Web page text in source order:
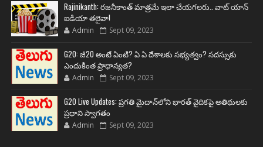
Rajinikanth: రజనీకాంత్ మాత్రమే ఇలా చేయగలరు.. వాట్ యాన్
ఐడియా తలైవా!
Admin Sept 09, 2023
G20: జీ20 అంటే ఏంటి? ఏ ఏ దేశాలకు సభ్యత్వం? సదస్సుకు
ఎందుకింత ప్రాధాన్యత?
Admin Sept 09, 2023
G20 Live Updates: ప్రగతి మైదాన్‌లోని భారత్ వైదికపై అతిథులకు
ప్రధాని స్వాగతం
Admin Sept 09, 2023